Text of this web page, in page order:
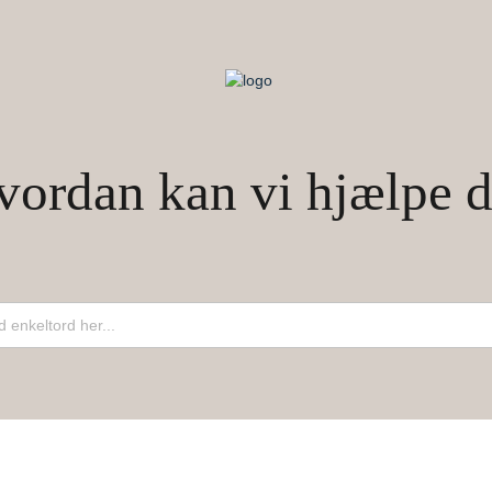
kan vi hjælpe